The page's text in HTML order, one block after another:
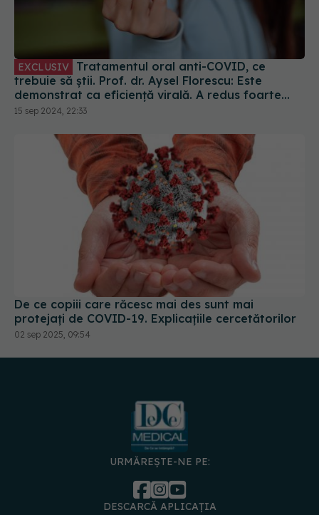
EXCLUSIV
trebuie să știi. Prof. dr. Aysel Florescu: Este
demonstrat ca eficiență virală. A redus foarte
mult riscul de spitalizare
15 sep 2024, 22:33
De ce copiii care răcesc mai des sunt mai
protejați de COVID-19. Explicațiile cercetătorilor
02 sep 2025, 09:54
URMĂREȘTE-NE PE:
DESCARCĂ APLICAȚIA